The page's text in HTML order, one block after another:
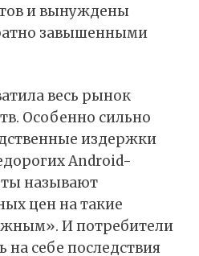
и вынуждены
завышенными
весь рынок
Особенно сильно
издержки
Android-
называют
цен на такие
И потребители
себе последствия